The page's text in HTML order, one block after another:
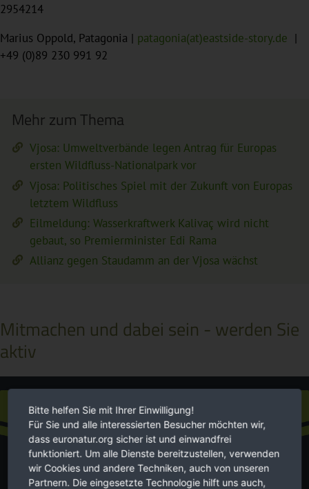
2954214
Marius Oppold, Patagonia | patagonia(at)eastside-story.de |
+49 (0)89 230 991 92
Mehr zum Thema
Vjosa: Umweltverbände legen Antrag für Europas
ersten Wildfluss-Nationalpark vor
Vjosa: Politisches Spiel mit der Zukunft von Europas
letztem Wildfluss
Eilmeldung: Wasserkraftwerk Kalivaç wird nicht
gebaut, so Premierminister Edi Rama
Allianz gegen Staudamm an der Vjosa wächst
Mitmachen und dabei sein - werden Sie
aktiv
Spende
Bitte helfen Sie mit Ihrer Einwilligung!
Für Sie und alle interessierten Besucher möchten wir,
dass euronatur.org sicher ist und einwandfrei
funktioniert. Um alle Dienste bereitzustellen, verwenden
wir Cookies und andere Techniken, auch von unseren
Partnern. Die eingesetzte Technologie hilft uns auch,